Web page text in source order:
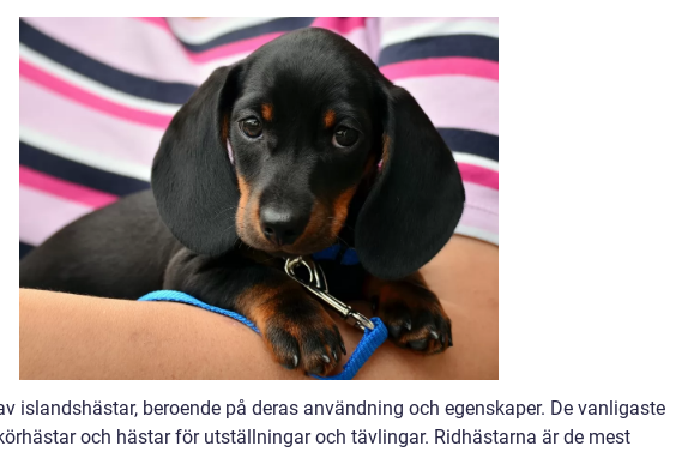
islandshästar, beroende på deras användning och egenskaper. De vanligaste
och hästar för utställningar och tävlingar. Ridhästarna är de mest